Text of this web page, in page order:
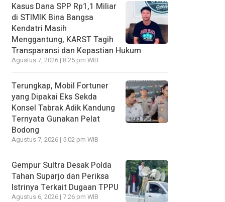
Kasus Dana SPP Rp1,1 Miliar
di STIMIK Bina Bangsa
Kendatri Masih
Menggantung, KARST Tagih
Transparansi dan Kepastian Hukum
Agustus 7, 2026 | 8:25 pm WIB
Terungkap, Mobil Fortuner
yang Dipakai Eks Sekda
Konsel Tabrak Adik Kandung
Ternyata Gunakan Pelat
Bodong
Agustus 7, 2026 | 5:02 pm WIB
Gempur Sultra Desak Polda
Tahan Suparjo dan Periksa
Istrinya Terkait Dugaan TPPU
Agustus 6, 2026 | 7:26 pm WIB